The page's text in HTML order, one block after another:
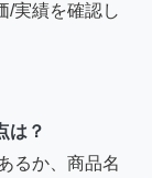
/実績を確認し
は？
るか、商品名